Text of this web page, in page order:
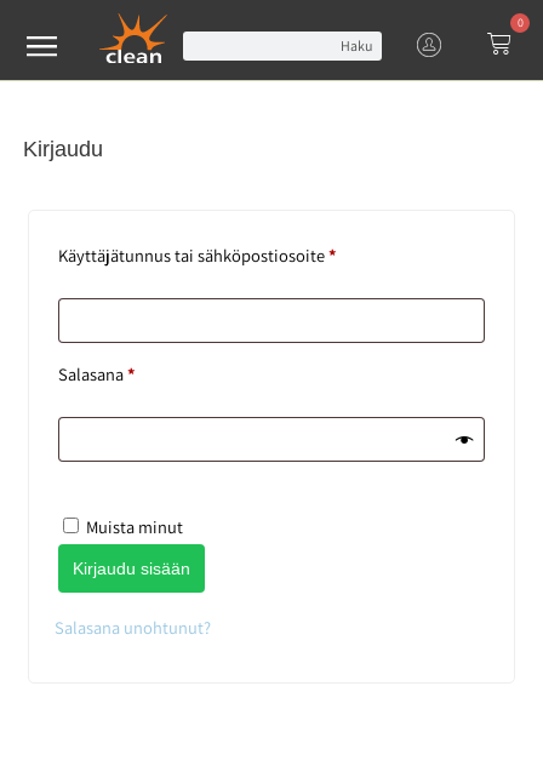
Haku
0
Kirjaudu
Käyttäjätunnus tai sähköpostiosoite*
Salasana*
Muista minut
Kirjaudu sisään
Salasana unohtunut?